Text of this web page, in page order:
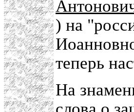
) на
теперь
На